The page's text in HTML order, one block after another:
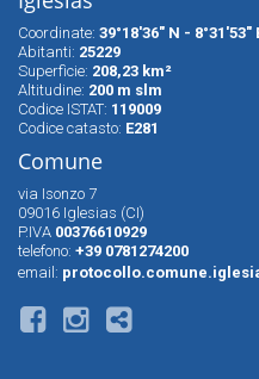
Coordinate: 39°18'36" N - 8°31'53"
Abitanti: 25229
Superfìcie: 208,23 km²
Altitudine: 200 m slm
Codice ISTAT: 119009
Codice catasto: E281
Comune
via Isonzo 7
09016 Iglesias (CI)
P.IVA 00376610929
telefono: +39 0781274200
email: